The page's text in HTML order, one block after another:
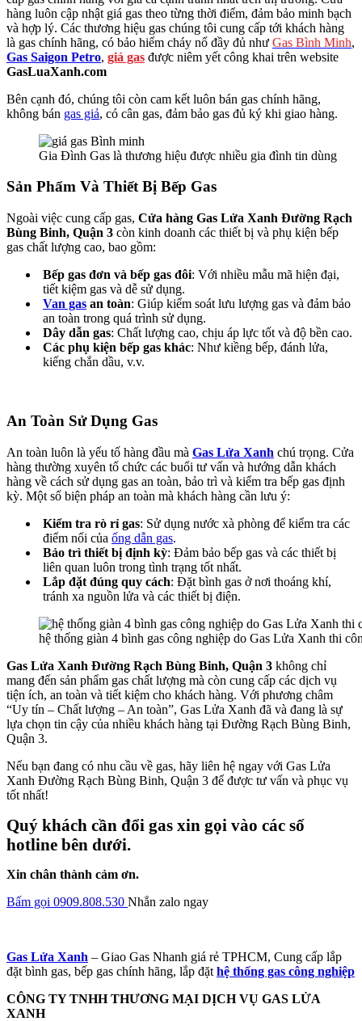
hàng luôn cập nhật giá gas theo từng thời điểm, đảm bảo minh bạch
và hợp lý. Các thương hiệu gas chúng tôi cung cấp tới khách hàng
là gas chính hãng, có bảo hiểm cháy nổ đầy đủ như Gas Bình Minh,
Gas Saigon Petro, giá gas được niêm yết công khai trên website
GasLuaXanh.com
Bên cạnh đó, chúng tôi còn cam kết luôn bán gas chính hãng,
không bán gas giả, có cân gas, đảm bảo gas đủ ký khi giao hàng.
Gia Đình Gas là thương hiệu được nhiều gia đình tin dùng
Sản Phẩm Và Thiết Bị Bếp Gas
Ngoài việc cung cấp gas, Cửa hàng Gas Lửa Xanh Đường Rạch
Bùng Binh, Quận 3 còn kinh doanh các thiết bị và phụ kiện bếp
gas chất lượng cao, bao gồm:
Bếp gas đơn và bếp gas đôi: Với nhiều mẫu mã hiện đại,
tiết kiệm gas và dễ sử dụng.
Van gas an toàn: Giúp kiểm soát lưu lượng gas và đảm bảo
an toàn trong quá trình sử dụng.
Dây dẫn gas: Chất lượng cao, chịu áp lực tốt và độ bền cao.
Các phụ kiện bếp gas khác: Như kiềng bếp, đánh lửa,
kiếng chắn dầu, v.v.
An Toàn Sử Dụng Gas
An toàn luôn là yếu tố hàng đầu mà Gas Lửa Xanh chú trọng. Cửa
hàng thường xuyên tổ chức các buổi tư vấn và hướng dẫn khách
hàng về cách sử dụng gas an toàn, bảo trì và kiểm tra bếp gas định
kỳ. Một số biện pháp an toàn mà khách hàng cần lưu ý:
Kiểm tra rò rỉ gas: Sử dụng nước xà phòng để kiểm tra các
điểm nối của ống dẫn gas.
Bảo trì thiết bị định kỳ: Đảm bảo bếp gas và các thiết bị
liên quan luôn trong tình trạng tốt nhất.
Lắp đặt đúng quy cách: Đặt bình gas ở nơi thoáng khí,
tránh xa nguồn lửa và các thiết bị điện.
hệ thống giàn 4 bình gas công nghiệp do Gas Lửa Xanh thi
Gas Lửa Xanh Đường Rạch Bùng Binh, Quận 3 không chỉ
mang đến sản phẩm gas chất lượng mà còn cung cấp các dịch vụ
tiện ích, an toàn và tiết kiệm cho khách hàng. Với phương châm
“Uy tín – Chất lượng – An toàn”, Gas Lửa Xanh đã và đang là sự
lựa chọn tin cậy của nhiều khách hàng tại Đường Rạch Bùng Binh,
Quận 3.
Nếu bạn đang có nhu cầu về gas, hãy liên hệ ngay với Gas Lửa
Xanh Đường Rạch Bùng Binh, Quận 3 để được tư vấn và phục vụ
tốt nhất!
Quý khách cần đổi gas xin gọi vào các số
hotline bên dưới.
Xin chân thành cảm ơn.
Bấm gọi 0909.808.530 Nhắn zalo ngay
Gas Lửa Xanh – Giao Gas Nhanh giá rẻ TPHCM, Cung cấp lắp
đặt bình gas, bếp gas chính hãng, lắp đặt hệ thống gas công nghiệp
CÔNG TY TNHH THƯƠNG MẠI DỊCH VỤ GAS LỬA
XANH